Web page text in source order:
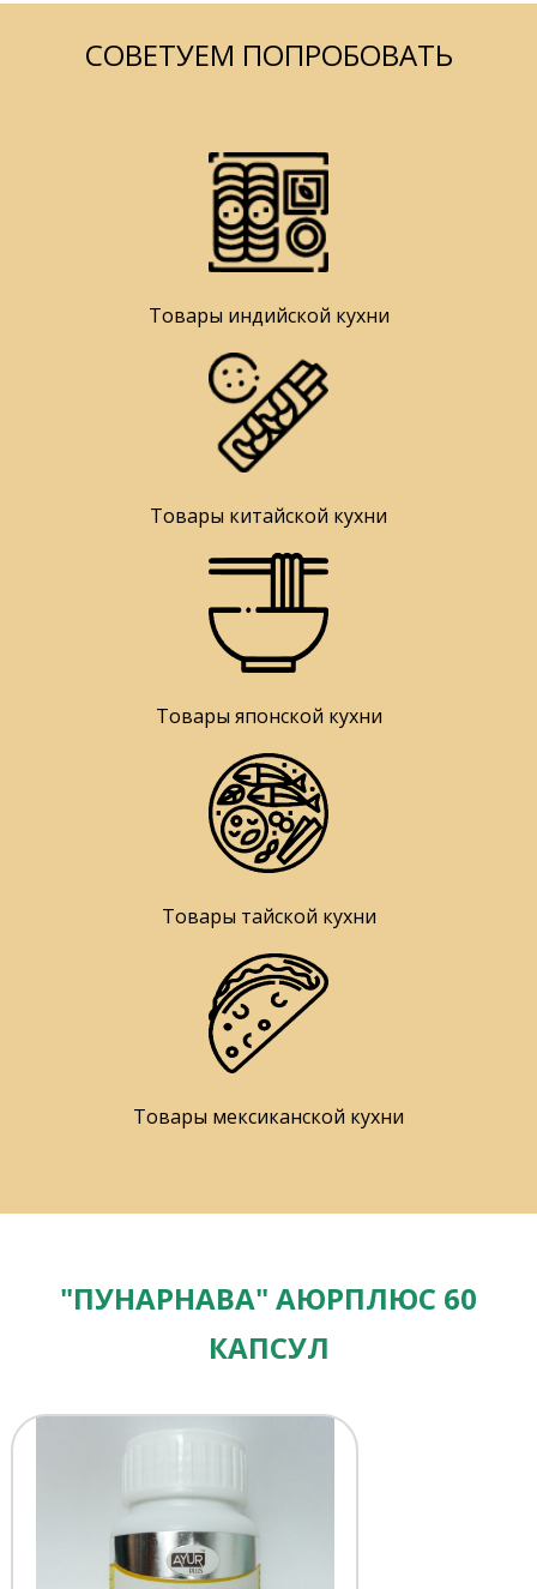
СОВЕТУЕМ ПОПРОБОВАТЬ
Товары индийской кухни
Товары китайской кухни
Товары японской кухни
Товары тайской кухни
Товары мексиканской кухни
"ПУНАРНАВА" АЮРПЛЮС 60
КАПСУЛ